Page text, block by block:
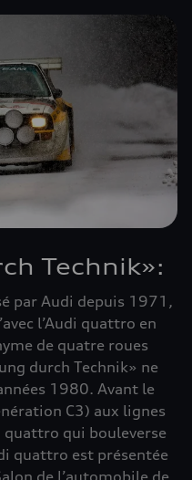
Technik»:
par Audi depuis 1971,
l’Audi quattro en
de quatre roues
durch Technik» ne
1980. Avant le
C3) aux lignes
quattro qui bouleverse
quattro est présentée
de l’automobile de